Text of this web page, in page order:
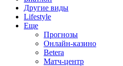
Другие виды
Lifestyle
Еще
Прогнозы
Онлайн-казино
Betera
Матч-центр